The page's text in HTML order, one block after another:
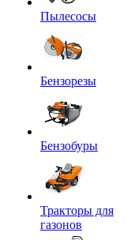
Пылесосы
Бензорезы
Бензобуры
Тракторы для
газонов